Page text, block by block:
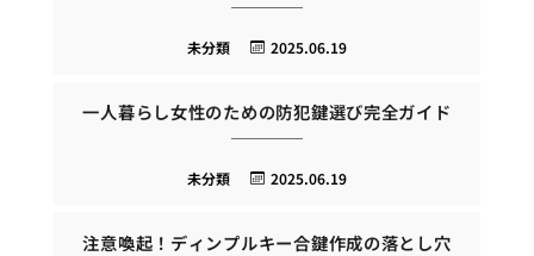
2025.06.19
未分類
一人暮らし女性のための防犯鍵選び完全ガイド
2025.06.19
未分類
注意喚起！ディンプルキー合鍵作成の落とし穴